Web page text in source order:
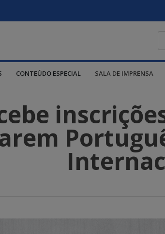
CONTEÚDO ESPECIAL SALA DE IMPRENSA